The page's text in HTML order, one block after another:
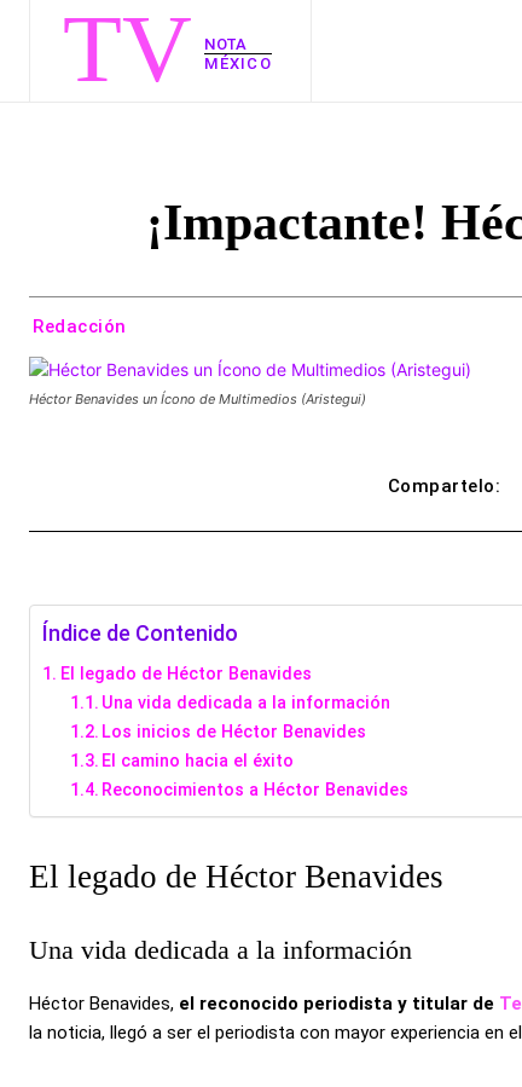
TV
NOTA
MÉXICO
¡Impactante!
Redacción
Héctor Benavides un Ícono de Multimedios (Aristegui)
Compartelo:
Índice de Contenido
El legado de Héctor Benavides
Una vida dedicada a la información
Los inicios de Héctor Benavides
El camino hacia el éxito
Reconocimientos a Héctor Benavides
El legado de Héctor Benavides
Una vida dedicada a la información
Héctor Benavides, el reconocido periodista y titular de
la noticia, llegó a ser el periodista con mayor experiencia en